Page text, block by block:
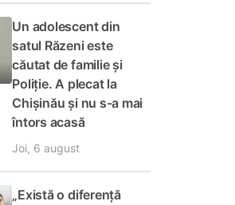
Un adolescent din
satul Răzeni este
căutat de familie și
Poliție. A plecat la
Chișinău și nu s-a mai
întors acasă
Joi, 6 august
„Există o diferență